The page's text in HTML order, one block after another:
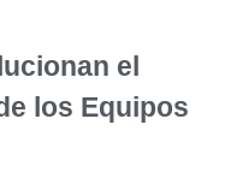
el
los Equipos